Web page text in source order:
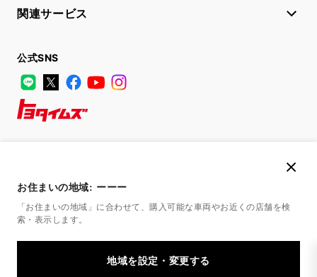
お住まいの地域: ーーー
「お住まいの地域」に合わせて、購入可能な車両やお近くの店舗を検
索・表示します。
関連サービス
公式SNS
LINE
X FacebookYouTube
登録はこちら
TOYOTAアカウント利用規約反社会的勢力に対する基本方針企業情報